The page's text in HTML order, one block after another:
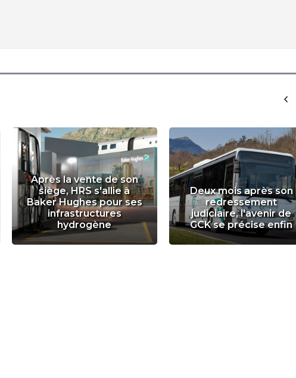
Après la vente de son
siège, HRS s'allie à
Baker Hughes pour ses
infrastructures
hydrogène
Deux mois après son
redressement
judiciaire, l'avenir de
GCK se précise enfin